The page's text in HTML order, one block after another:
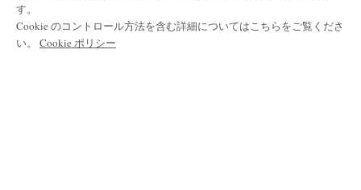
す。
Cookie のコントロール方法を含む詳細についてはこちらをご覧くださ
い。 Cookie ポリシー